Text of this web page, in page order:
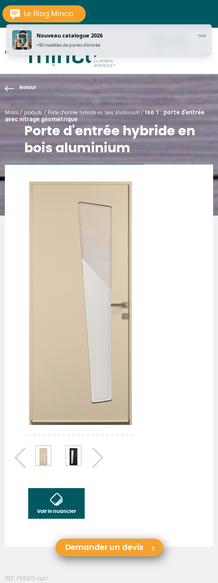
Aller au texte
Aller au menu
Le Blog Minco
MENU
contenu
Menu principal
Minco / produits / Porte d'entrée hybride en bois aluminium/Iso 1 : porte d’entrée
avec vitrage géométrique
Porte d'entrée hybride en
bois aluminium
Voir le nuancier
Demander un devis
RÉF: PE6611-iso1
Nouveau catalogue 2026 now
+90 modèles de portes d'entrée